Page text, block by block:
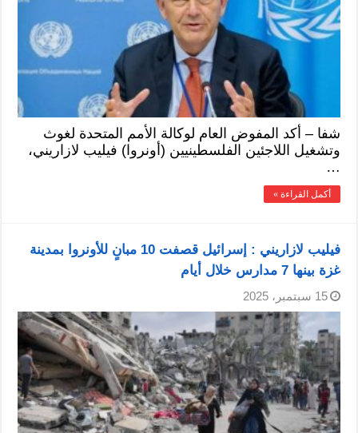
شفا – أكد المفوض العام لوكالة الأمم المتحدة لغوث
وتشغيل اللاجئين الفلسطينيين (أونروا) فيليب لازاريني،
…
أكمل القراءة »
فيليب لازاريني : إسرائيل قصفت 10 مبانٍ للأونروا بمدينة
غزة بينها 7 مدارس خلال أيام
15 سبتمبر، 2025